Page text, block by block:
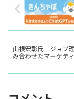
山根宏彰氏 ジョブ
み合わせたマーケテ